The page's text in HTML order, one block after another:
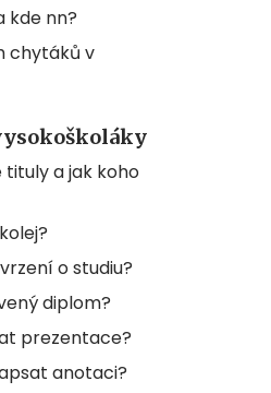
kde nn?
chytáků v
tituly a jak koho
o studiu?
diplom?
prezentace?
anotaci?